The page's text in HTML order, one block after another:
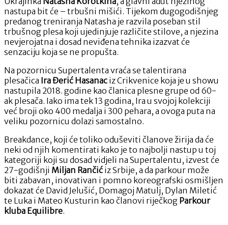
nastupa bit će – trbušni mišići. Tijekom dugogodišnjeg
predanog treniranja Natasha je razvila poseban stil
trbušnog plesa koji ujedinjuje različite stilove, a njezina
nevjerojatna i dosad neviđena tehnika izazvat će
senzaciju koja se ne propušta.
Na pozornicu Supertalenta vraća se talentirana
plesačica Ira Đerić Hasanac iz Crikvenice koja je u showu
nastupila 2018. godine kao članica plesne grupe od 60-
ak plesača. Iako ima tek 13 godina, Ira u svojoj kolekciji
već broji oko 400 medalja i 300 pehara, a ovoga puta na
veliku pozornicu dolazi samostalno.
Breakdance, koji će toliko oduševiti članove žirija da će
neki od njih komentirati kako je to najbolji nastup u toj
kategoriji koji su dosad vidjeli na Supertalentu, izvest će
27-godišnji Miljan Rančić iz Srbije, a da parkour može
biti zabavan, inovativan i pomno koreografski osmišljen
dokazat će David Jelušić, Domagoj Matulj, Dylan Miletić
te Luka i Mateo Kusturin kao članovi riječkog Parkour
kluba Equilibre.